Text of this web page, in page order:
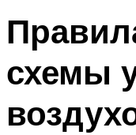
Меню
схемы